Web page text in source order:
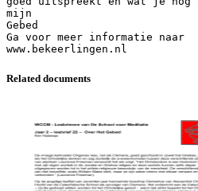
Related documents